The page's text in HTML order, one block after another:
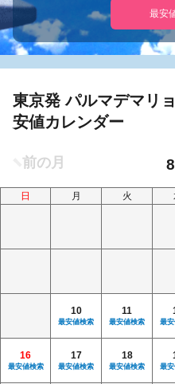
最安
東京発 パルマデマリ
安値カレンダー
日 月 火
10
最安値検索
11
最安値検索 最
16
最安値検索
17
最安値検索
18
最安値検索 最